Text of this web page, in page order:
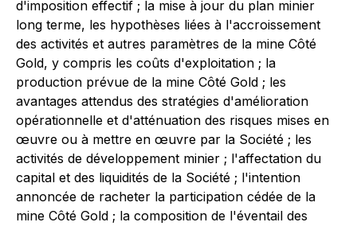
d'imposition effectif ; la mise à jour du plan minier
long terme, les hypothèses liées à l'accroissement
des activités et autres paramètres de la mine Côté
Gold, y compris les coûts d'exploitation ; la
production prévue de la mine Côté Gold ; les
avantages attendus des stratégies d'amélioration
opérationnelle et d'atténuation des risques mises en
œuvre ou à mettre en œuvre par la Société ; les
activités de développement minier ; l'affectation du
capital et des liquidités de la Société ; l'intention
annoncée de racheter la participation cédée de la
mine Côté Gold ; la composition de l'éventail des